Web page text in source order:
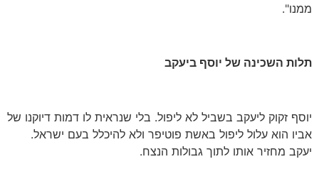
ממנו".
תלות השכינה של יוסף ביעקב
יוסף זקוק ליעקב בשביל לא ליפול. בלי שנראית לו דמות דיוקנו של
אביו הוא עלול ליפול באשת פוטיפר ולא להיכלל בעם ישראל.
יעקב מחזיר אותו לתוך גבולות הנצח.